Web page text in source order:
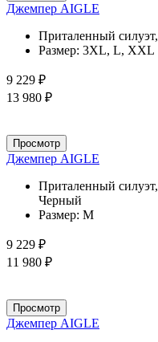
Джемпер AIGLE
Приталенный
Размер: 3XL, L, XXL
9 229 ₽
13 980 ₽
Просмотр
Джемпер AIGLE
Приталенный
Черный
Размер: M
9 229 ₽
11 980 ₽
Просмотр
Джемпер AIGLE